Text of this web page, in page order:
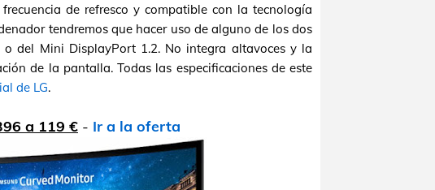
de refresco y compatible con la tecnología
tendremos que hacer uso de alguno de los dos
del Mini DisplayPort 1.2. No integra altavoces y la
de la pantalla. Todas las especificaciones de este
de LG.
a 119 € - Ir a la oferta